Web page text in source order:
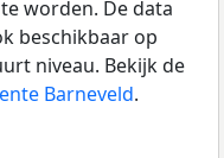
worden. De data
beschikbaar op
niveau. Bekijk de
Barneveld.